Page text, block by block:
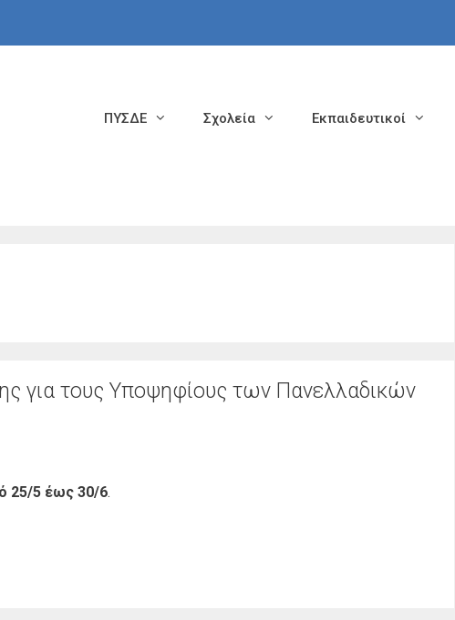
ΠΥΣΔΕ Σχολεία Εκπαιδευτικοί
για τους Υποψηφίους των Πανελλαδικών
25/5 έως 30/6.